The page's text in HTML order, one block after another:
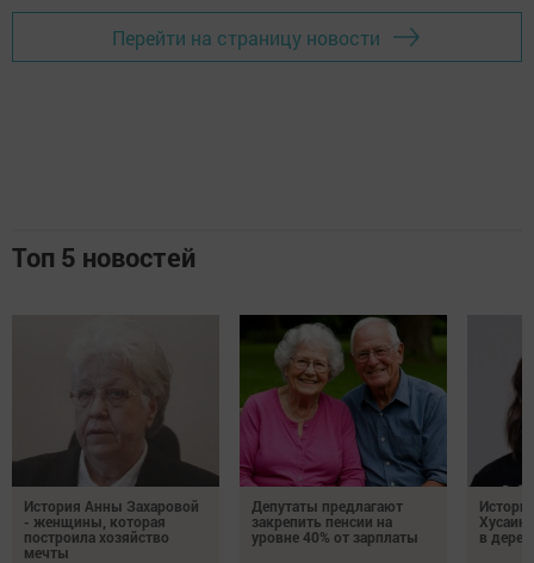
Перейти на страницу новости
Топ 5 новостей
История Анны Захаровой
- женщины, которая
построила хозяйство
мечты
Депутаты предлагают
закрепить пенсии на
уровне 40% от зарплаты
в